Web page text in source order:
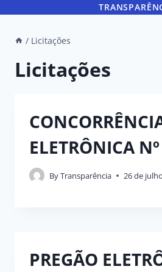
/ Licitações
Licitações
ELETRÔNICA
ByTransparência 26 de
PREGÃO